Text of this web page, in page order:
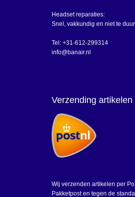
Headset reparaties:
Snel, vakkundig en niet te duur
Tel: +31-612-299314
info@banair.nl
Verzending artikelen
Wij verzenden artikelen per
Pakketpost en tegen de